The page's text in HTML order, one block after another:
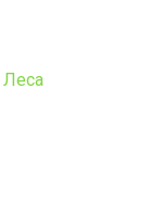
Леса